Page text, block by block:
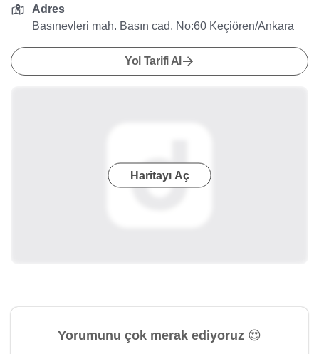
Adres
Basınevleri mah. Basın cad. No:60 Keçiören/Ankara
Yol Tarifi Al
Haritayı Aç
Yorumunu çok merak ediyoruz 😍